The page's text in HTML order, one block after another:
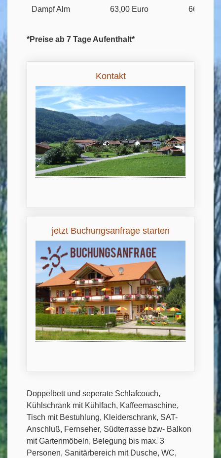
Dampf Alm
63,00 Euro 66,00
*Preise ab 7 Tage Aufenthalt*
Kontakt
jetzt Buchungsanfrage starten
Doppelbett und seperate Schlafcouch,
Kühlschrank mit Kühlfach, Kaffeemaschine,
Tisch mit Bestuhlung, Kleiderschrank, SAT-
Anschluß, Fernseher, Südterrasse bzw- Balkon
mit Gartenmöbeln, Belegung bis max. 3
Personen, Sanitärbereich mit Dusche, WC,